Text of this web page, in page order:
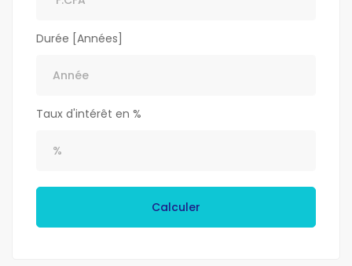
Durée [Années]
Taux d'intérêt en %
Calculer